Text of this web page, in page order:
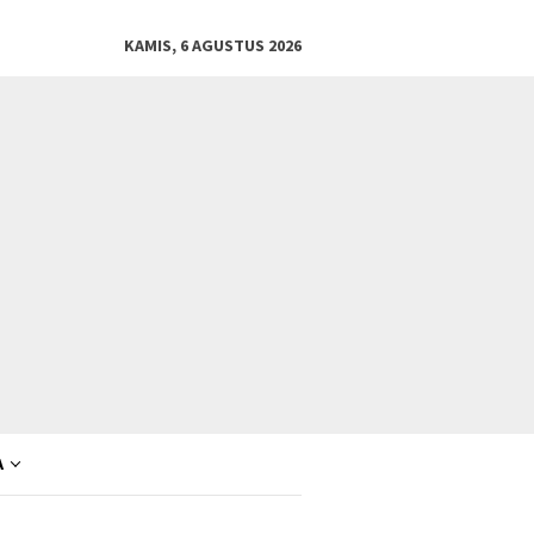
KAMIS, 6 AGUSTUS 2026